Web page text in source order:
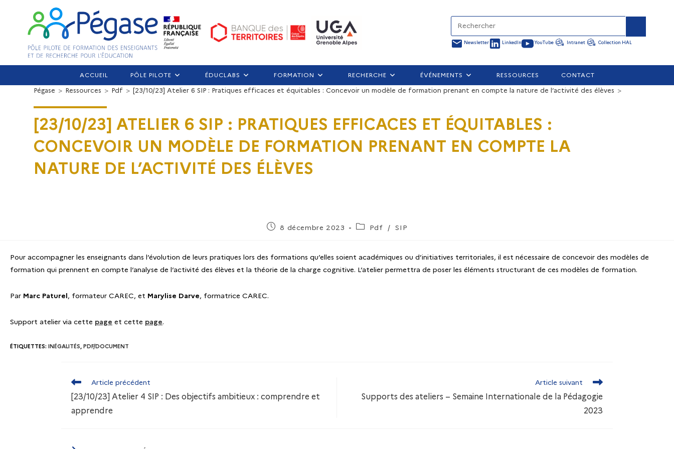
Newsletter LinkedIn YouTube Intranet Collection HAL
ACCUEIL PÔLE PILOTE ÉDUCLABS FORMATION RECHERCHE ÉVÉNEMENTS RESSOURCES CONTACT
[23/10/23] ATELIER 6 SIP : PRATIQUES EFFICACES ET ÉQUITABLES :
CONCEVOIR UN MODÈLE DE FORMATION PRENANT EN COMPTE LA
NATURE DE L’ACTIVITÉ DES ÉLÈVES
Pégase > Ressources > Pdf > [23/10/23] Atelier 6 SIP : Pratiques efficaces et équitables : Concevoir un modèle de formation prenant en compte la nature de l’activité des élèves >
8 décembre 2023 Pdf / SIP
Pour accompagner les enseignants dans l’évolution de leurs pratiques lors des formations qu’elles soient académiques ou d’initiatives territoriales, il est nécessaire de concevoir des modèles de
formation qui prennent en compte l’analyse de l’activité des élèves et la théorie de la charge cognitive. L’atelier permettra de poser les éléments structurant de ces modèles de formation.
Par Marc Paturel, formateur CAREC, et Marylise Darve, formatrice CAREC.
Support atelier via cette page et cette page.
ÉTIQUETTES: INÉGALITÉS, PDF/DOCUMENT
Article précédent
[23/10/23] Atelier 4 SIP : Des objectifs ambitieux : comprendre et
apprendre
Article suivant
Supports des ateliers – Semaine Internationale de la Pédagogie
2023